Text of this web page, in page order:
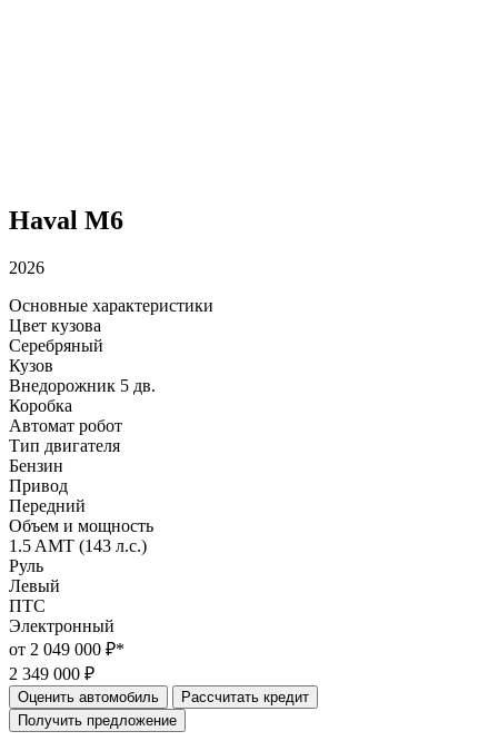
Haval M6
2026
Основные характеристики
Цвет кузова
Серебряный
Кузов
Внедорожник 5 дв.
Коробка
Автомат робот
Тип двигателя
Бензин
Привод
Передний
Объем и мощность
1.5 AMT (143 л.с.)
Руль
Левый
ПТС
Электронный
от 2 049 000 ₽*
2 349 000 ₽
Оценить автомобиль
Рассчитать кредит
Получить предложение